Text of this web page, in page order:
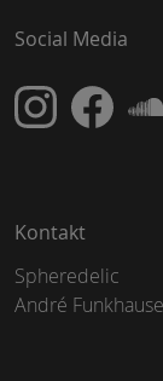
Social Media
Kontakt
Spheredelic
André